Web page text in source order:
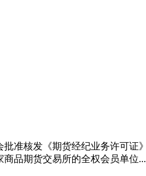
准核发《期货经纪业务许可
品期货交易所的全权会员单位...